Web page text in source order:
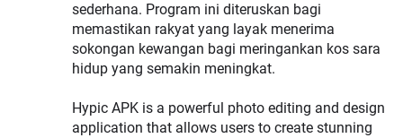
sederhana. Program ini diteruskan bagi
memastikan rakyat yang layak menerima
sokongan kewangan bagi meringankan kos sara
hidup yang semakin meningkat.
Hypic APK is a powerful photo editing and design
application that allows users to create stunning